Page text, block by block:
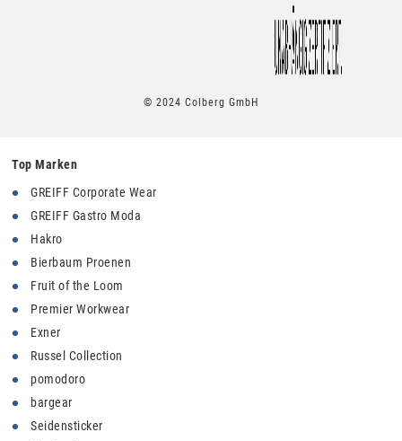
© 2024 Colberg GmbH
Top Marken
GREIFF Corporate Wear
GREIFF Gastro Moda
Hakro
Bierbaum Proenen
Fruit of the Loom
Premier Workwear
Exner
Russel Collection
pomodoro
bargear
Seidensticker